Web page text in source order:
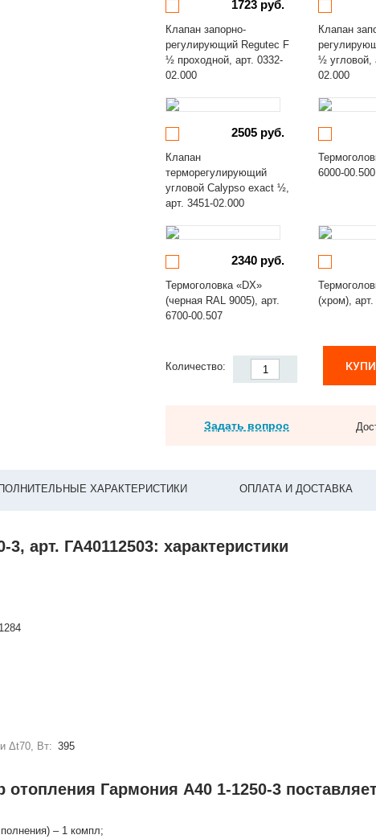
1723 руб.
Клапан запорно-
регулирующий Regutec F
½ проходной, арт. 0332-
02.000
Клапан
½ угловой,
02.000
2505 руб.
Клапан
терморегулирующий
угловой Calypso exact ½,
арт. 3451-02.000
6000-00.500
2340 руб.
Термоголовка «DX»
(черная RAL 9005), арт.
6700-00.507
(хром),
Количество:
Задать вопрос
ХАРАКТЕРИСТИКИ ОПЛАТА И ДОСТАВКА
арт. ГА40112503: характеристики
1284
Δt70, Вт: 395
отопления Гармония А40 1-1250-3
– 1 компл;